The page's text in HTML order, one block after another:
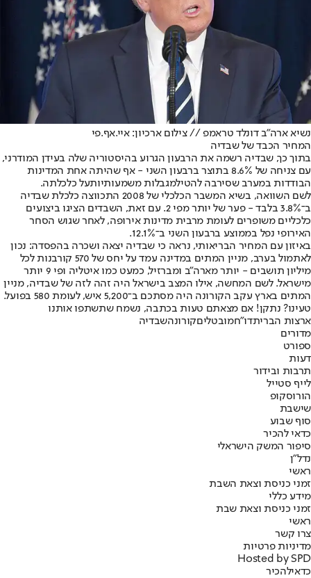
נשיא ארה"ב דונלד טראמפ // צילום ארכיון: איי.אף.פי
המחיר הכבד של שבדיה
בתוך כך, שבדיה רשמה את הרבעון הגרוע בהיסטוריה שלה בעידן המודרני,
עם צניחה של 8.6% בתוצר ברבעון השני - אף שהיתה אחת המדינות
הבודדות במערב שסירבה להטילמגבלות משמעותיותעל כלכלתה.
לשם השוואה, בשיא המשבר הכלכלי של 2008 התכווצה כלכלת שבדיה
ב־3.8% בלבד - פער של יותר מפי 2. עם זאת, השבדים הציגו ביצועים
כלכליים משופרים לעומת מרבית מדינות אירופה, לאחר שגוש הסחר
האירופי נפל בממוצע ברבעון השני ב־12.1%.
באיזון עם המחיר הבריאותי, נראה כי שבדיה יצאה ושכרה בהפסדה: נכון
לאתמול בערב, מניין המתים במדינה עמד על יחס של 570 קורבנות לכל
מיליון תושבים - יותר מארה"ב ומברזיל, כמעט כמו איטליה ופי 9 יותר
מישראל. לשם המחשה, אילו המצב בישראל היה זהה לזה של שבדיה, מניין
המתים בארץ עקב הקורונה היה מסתכם ב־5,200 איש, לעומת 580 בפועל.
טעינו? נתקן! אם מצאתם טעות בכתבה, נשמח שתשתפו אותנו
ארצות הבריתדו"חמובטליםקורונהשבדיה
מדורים
ספורט
דעות
תרבות ובידור
לייף סטייל
הורוסקופ
שישבת
סוף שבוע
כדאי להכיר
סיפור המשק הישראלי
נדל"ן
ראשי
זמני כניסת וצאת השבת
מידע כללי
זמני כניסת וצאת שבת
ראשי
צרו קשר
מדיניות פרטיות
Hosted by SPD
כדאילהכיר